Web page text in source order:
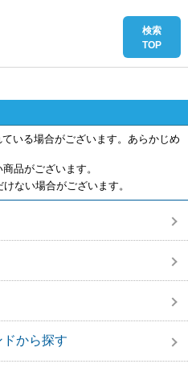
いる場合がございます。あらかじめ
品がございます。
ない場合がございます。
から探す